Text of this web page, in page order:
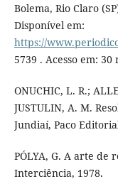
Bolema, Rio Claro
Disponível em:
https://
5739 . Acesso em: 30
ONUCHIC, L. R.;
JUSTULIN, A. M.
Jundiaí, Paco
PÓLYA, G. A arte de
Interciência, 1978.